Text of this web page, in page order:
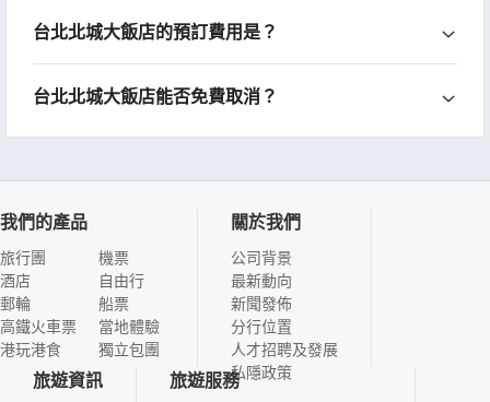
台北北城大飯店的預訂費用是？
台北北城大飯店能否免費取消？
我們的產品
旅行團
酒店
郵輪
高鐵火車票
港玩港食
機票
自由行
船票
當地體驗
獨立包團
關於我們
公司背景
最新動向
新聞發佈
分行位置
人才招聘及發展
私隱政策
旅遊資訊 旅遊服務